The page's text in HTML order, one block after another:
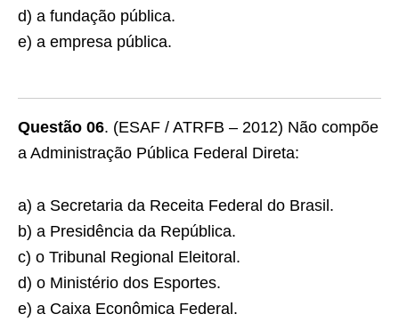
d) a fundação pública.
e) a empresa pública.
Questão 06. (ESAF / ATRFB – 2012) Não compõe
a Administração Pública Federal Direta:
a) a Secretaria da Receita Federal do Brasil.
b) a Presidência da República.
c) o Tribunal Regional Eleitoral.
d) o Ministério dos Esportes.
e) a Caixa Econômica Federal.